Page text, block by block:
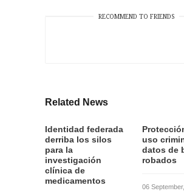
RECOMMEND TO FRIENDS
Related News
Identidad federada
derriba los silos
para la
investigación
clínica de
medicamentos
uso
datos de
robados
06